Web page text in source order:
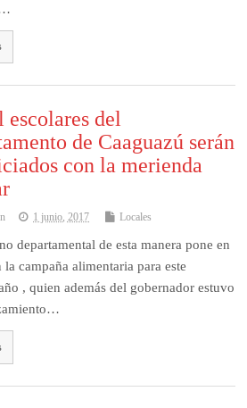
escolares del
de Caaguazú serán
con la merienda
1 junio, 2017 Locales
departamental de esta manera pone en
la campaña alimentaria para este
, quien además del gobernador estuvo